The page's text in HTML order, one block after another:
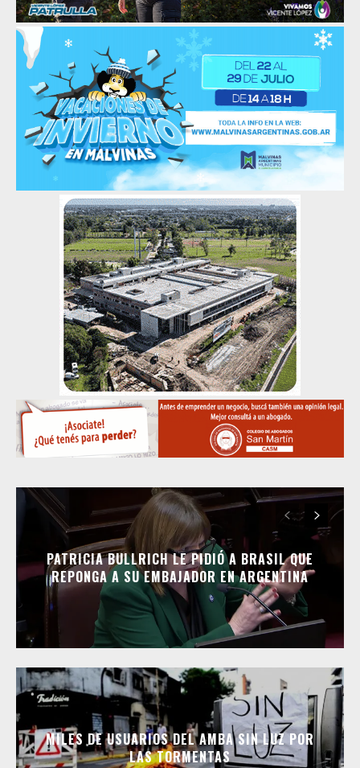
PATRICIA BULLRICH LE PIDIÓ A BRASIL QUE
REPONGA A SU EMBAJADOR EN ARGENTINA
MILES DE USUARIOS DEL AMBA SIN LUZ POR
LAS TORMENTAS